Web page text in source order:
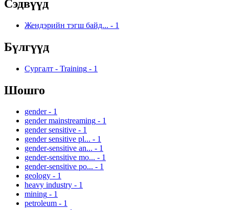
Сэдвүүд
Жендэрийн тэгш байд... - 1
Бүлгүүд
Сургалт - Training - 1
Шошго
gender - 1
gender mainstreaming - 1
gender sensitive - 1
gender sensitive pl... - 1
gender-sensitive an... - 1
gender-sensitive mo... - 1
gender-sensitive po... - 1
geology - 1
heavy industry - 1
mining - 1
petroleum - 1